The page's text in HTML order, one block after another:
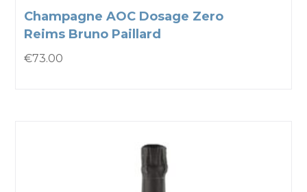
Champagne AOC Dosage Zero
Reims Bruno Paillard
€73.00